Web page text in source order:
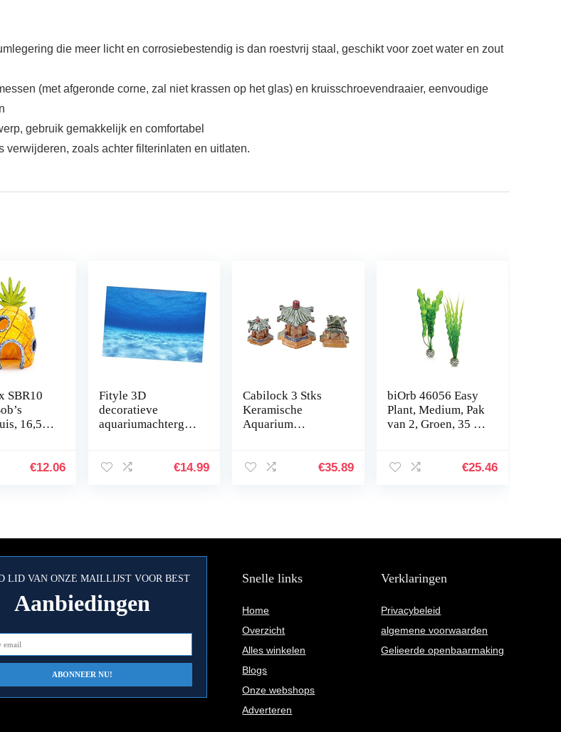
die meer licht en corrosiebestendig is dan roestvrij staal, geschikt voor zoet water en zout
(met afgeronde corne, zal niet krassen op het glas) en kruisschroevendraaier, eenvoudige
gebruik gemakkelijk en comfortabel
verwijderen, zoals achter filterinlaten en uitlaten.
SBR10
16,5
€12.06
Fityle 3D
decoratieve
aquariumachtergro
achtergrondstof,
€14.99
Cabilock 3 Stks
Keramische
Aquarium
Landschap
Voor…
€35.89
biOrb 46056 Easy
Plant, Medium, Pak
van 2, Groen, 35 x
€25.46
LID VAN ONZE MAILLIJST VOOR BEST
Aanbiedingen
Snelle links
Home
Overzicht
Alles winkelen
Blogs
Onze webshops
Adverteren
Verklaringen
Privacybeleid
algemene voorwaarden
Gelieerde openbaarmaking